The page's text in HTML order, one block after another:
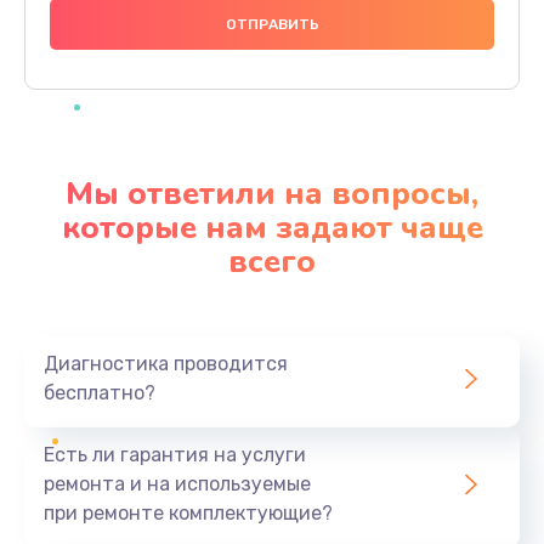
1000 руб.
Заказать
Профилактическая чистка
Заказать
Мы ответили на вопросы,
которые нам задают чаще
всего
Диагностика проводится
бесплатно?
Есть ли гарантия на услуги
ремонта и на используемые
при ремонте комплектующие?